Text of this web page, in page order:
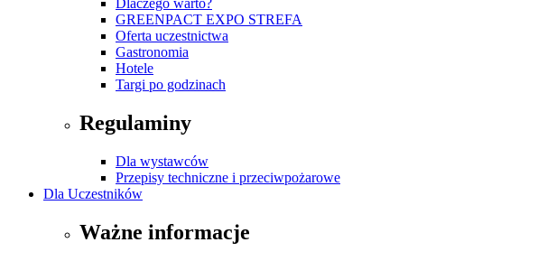
Dlaczego warto?
GREENPACT EXPO STREFA
Oferta uczestnictwa
Gastronomia
Hotele
Targi po godzinach
Regulaminy
Dla wystawców
Przepisy techniczne i przeciwpożarowe
Dla Uczestników
Ważne informacje